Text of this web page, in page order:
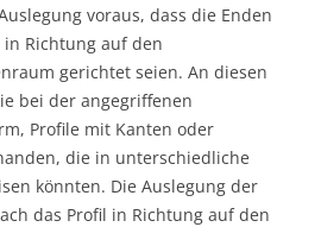
voraus, dass die Enden
Richtung auf den
gerichtet seien. An diesen
bei der angegriffenen
Profile mit Kanten oder
die in unterschiedliche
könnten. Die Auslegung der
das Profil in Richtung auf den